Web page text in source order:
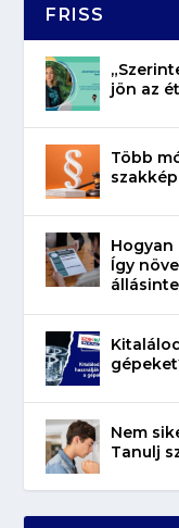
FRISS
jön az
Több
Hogyan
Így
Nem
Tanulj